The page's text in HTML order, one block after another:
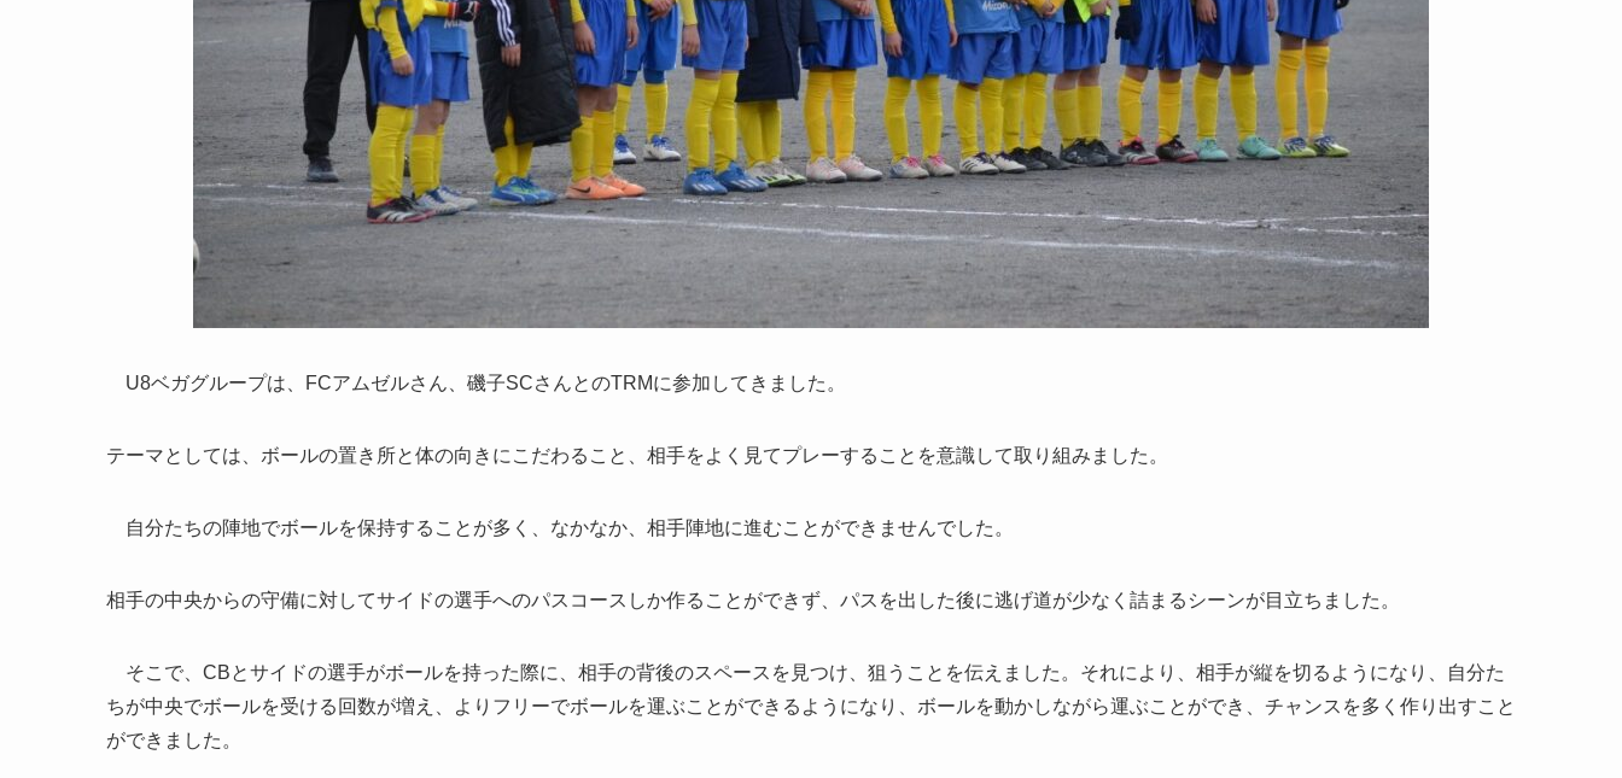
U8ベガグループは、FCアムゼルさん、磯子SCさんとのTRMに参加してきました。
テーマとしては、ボールの置き所と体の向きにこだわること、相手をよく見てプレーすることを意識して取り組みました。
自分たちの陣地でボールを保持することが多く、なかなか、相手陣地に進むことができませんでした。
相手の中央からの守備に対してサイドの選手へのパスコースしか作ることができず、パスを出した後に逃げ道が少なく詰まるシーンが目立ちました。
そこで、CBとサイドの選手がボールを持った際に、相手の背後のスペースを見つけ、狙うことを伝えました。それにより、相手が縦を切るようになり、自分た
ちが中央でボールを受ける回数が増え、よりフリーでボールを運ぶことができるようになり、ボールを動かしながら運ぶことができ、チャンスを多く作り出すこと
ができました。